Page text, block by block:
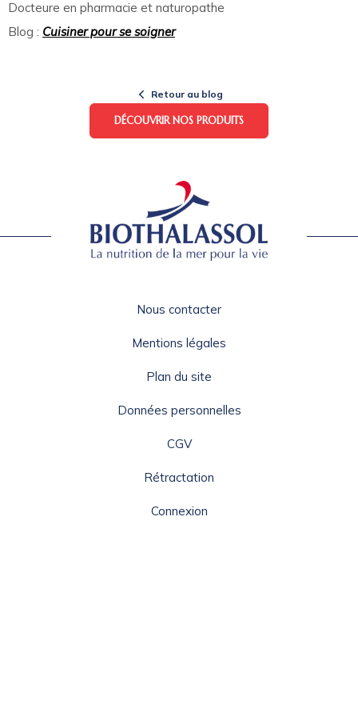
Docteure en pharmacie et naturopathe
Blog : Cuisiner pour se soigner
Retour au blog
DÉCOUVRIR NOS PRODUITS
Nous contacter
Mentions légales
Plan du site
Données personnelles
CGV
Rétractation
Connexion